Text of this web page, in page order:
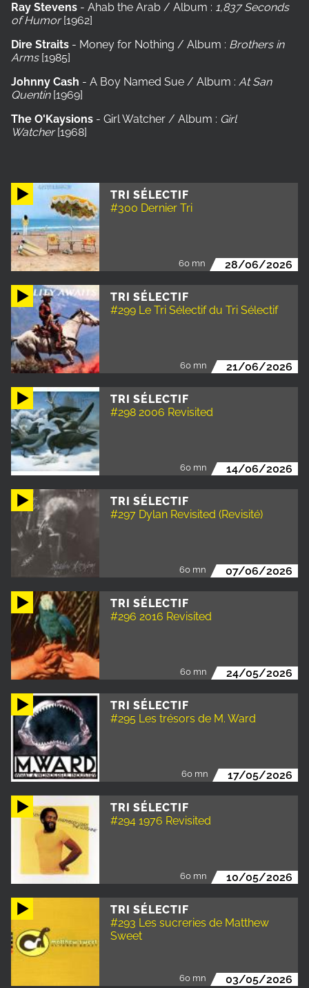
TRI SÉLECTIF
#300 Dernier Tri
60 mn 28/06/2026
TRI SÉLECTIF
#299 Le Tri Sélectif du Tri Sélectif
60 mn 21/06/2026
TRI SÉLECTIF
#298 2006 Revisited
60 mn 14/06/2026
TRI SÉLECTIF
#297 Dylan Revisited (Revisité)
60 mn 07/06/2026
TRI SÉLECTIF
#296 2016 Revisited
60 mn 24/05/2026
TRI SÉLECTIF
#295 Les trésors de M. Ward
60 mn 17/05/2026
TRI SÉLECTIF
#294 1976 Revisited
60 mn 10/05/2026
TRI SÉLECTIF
#293 Les sucreries de Matthew
Sweet
60 mn 03/05/2026
Ray Stevens - Ahab the Arab / Album : 1,837 Seconds
of Humor[1962]
Dire Straits - Money for Nothing / Album : Brothers in
Arms [1985]
Johnny Cash - A Boy Named Sue / Album : At San
Quentin [1969]
The O'Kaysions - Girl Watcher / Album : Girl
Watcher[1968]